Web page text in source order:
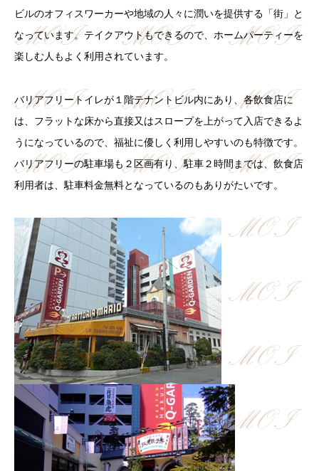
ビルのオフィスワーカーや地域の人々に潤いを提供する「街」と
なっています。テイクアウトもできるので、ホームパーティーを
楽しむ人もよく利用されています。
バリアフリートイレが１階テナントビル内にあり、各飲食店に
は、フラットな床から直接又はスロープを上がって入店できるよ
うになっているので、福祉に優しく利用しやすいのも特徴です。
バリアフリーの駐車場も２区画有り、駐車２時間までは、飲食店
利用者は、駐車料金無料となっているのもありがたいです。